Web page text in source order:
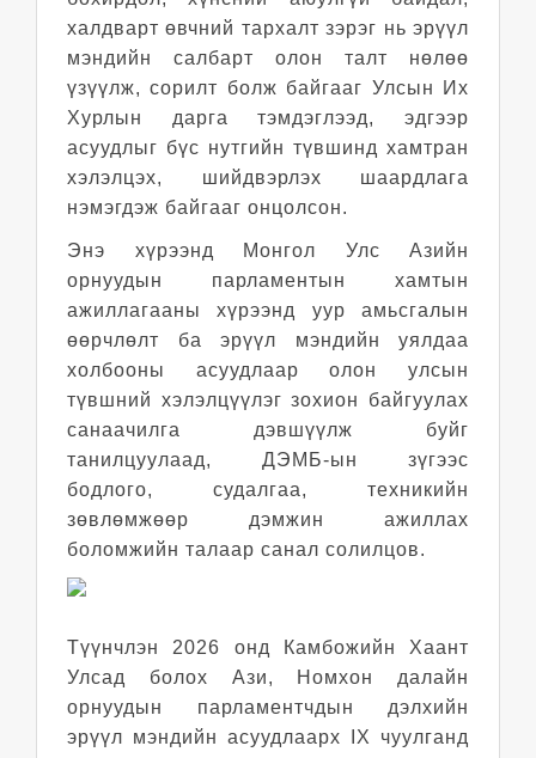
халдварт өвчний тархалт зэрэг нь эрүүл
мэндийн салбарт олон талт нөлөө
үзүүлж, сорилт болж байгааг Улсын Их
Хурлын дарга тэмдэглээд, эдгээр
асуудлыг бүс нутгийн түвшинд хамтран
хэлэлцэх, шийдвэрлэх шаардлага
нэмэгдэж байгааг онцолсон.
Энэ хүрээнд Монгол Улс Азийн
орнуудын парламентын хамтын
ажиллагааны хүрээнд уур амьсгалын
өөрчлөлт ба эрүүл мэндийн уялдаа
холбооны асуудлаар олон улсын
түвшний хэлэлцүүлэг зохион байгуулах
санаачилга дэвшүүлж буйг
танилцуулаад, ДЭМБ-ын зүгээс
бодлого, судалгаа, техникийн
зөвлөмжөөр дэмжин ажиллах
боломжийн талаар санал солилцов.
Түүнчлэн 2026 онд Камбожийн Хаант
Улсад болох Ази, Номхон далайн
орнуудын парламентчдын дэлхийн
эрүүл мэндийн асуудлаарх IX чуулганд